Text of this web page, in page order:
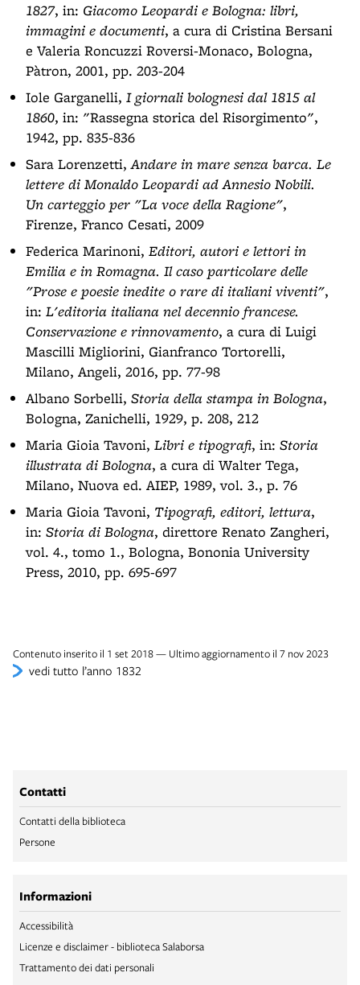
1827, in: Giacomo Leopardi e Bologna: libri,
immagini e documenti, a cura di Cristina Bersani
e Valeria Roncuzzi Roversi-Monaco, Bologna,
Pàtron, 2001, pp. 203-204
Iole Garganelli, I giornali bolognesi dal 1815 al
1860, in: "Rassegna storica del Risorgimento",
1942, pp. 835-836
Sara Lorenzetti,Andare in mare senza barca. Le
lettere di Monaldo Leopardi ad Annesio Nobili.
Un carteggio per "La voce della Ragione",
Firenze, Franco Cesati, 2009
Federica Marinoni, Editori, autori e lettori in
Emilia e in Romagna. Il caso particolare delle
"Prose e poesie inedite o rare di italiani viventi",
in: L'editoria italiana nel decennio francese.
Conservazione e rinnovamento, a cura di Luigi
Mascilli Migliorini, Gianfranco Tortorelli,
Milano, Angeli, 2016, pp. 77-98
Albano Sorbelli, Storia della stampa in Bologna,
Bologna, Zanichelli, 1929, p. 208, 212
Maria Gioia Tavoni, Libri e tipografi, in: Storia
illustrata di Bologna, a cura di Walter Tega,
Milano, Nuova ed. AIEP, 1989, vol. 3., p. 76
Maria Gioia Tavoni, Tipografi, editori, lettura,
in: Storia di Bologna, direttore Renato Zangheri,
vol. 4., tomo 1., Bologna, Bononia University
Press, 2010, pp. 695-697
Contenuto inserito il 1 set 2018 — Ultimo aggiornamento il 7 nov 2023
vedi tutto l’anno 1832
Contatti
Contatti della biblioteca
Persone
Informazioni
Accessibilità
Licenze e disclaimer - biblioteca Salaborsa
Trattamento dei dati personali